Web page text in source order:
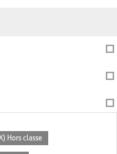
Hors classe